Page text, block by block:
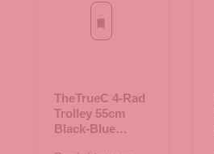
Black
TheTrueC 4-Rad
Trolley 55cm
Black-Blue